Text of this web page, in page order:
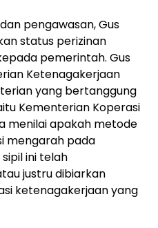
pengawasan, Gus
status perizinan
pemerintah. Gus
Ketenagakerjaan
yang bertanggung
Kementerian Koperasi
menilai apakah metode
mengarah pada
ini telah
justru dibiarkan
ketenagakerjaan yang